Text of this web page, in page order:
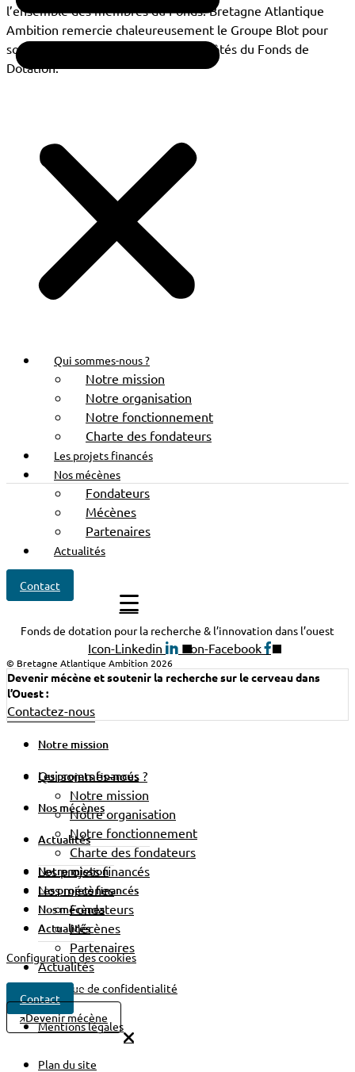
Qui sommes-nous ?
Notre mission
Notre organisation
Notre fonctionnement
Charte des fondateurs
Les projets financés
Nos mécènes
Fondateurs
Mécènes
Partenaires
Actualités
Contact
Qui sommes-nous ?
Notre mission
Notre organisation
Notre fonctionnement
Charte des fondateurs
Les projets financés
Nos mécènes
Fondateurs
Mécènes
Partenaires
Actualités
Contact
Devenir mécène
l’ensemble des membres du Fonds. Bretagne Atlantique
Ambition remercie chaleureusement le Groupe Blot pour
son accueil et son engagement aux côtés du Fonds de
Dotation.
Fonds de dotation pour la recherche & l’innovation dans l’ouest
Icon-Linkedin Icon-Facebook
© Bretagne Atlantique Ambition 2026
Devenir mécène et soutenir la recherche sur le cerveau dans
l’Ouest :
Contactez-nous
Notre mission
Les projets financés
Nos mécènes
Actualités
Notre mission
Les projets financés
Nos mécènes
Actualités
Configuration des cookies
Politique de confidentialité
Mentions légales
Plan du site